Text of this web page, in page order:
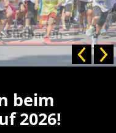
beim
2026!